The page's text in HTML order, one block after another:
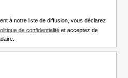
à notre liste de diffusion, vous déclarez
de confidentialité et acceptez de